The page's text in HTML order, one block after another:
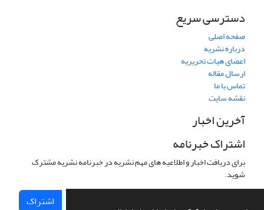
دسترسی سریع
صفحه اصلی
درباره نشریه
اعضای هیات تحریریه
ارسال مقاله
تماس با ما
نقشه سایت
آخرین اخبار
اشتراک خبرنامه
برای دریافت اخبار و اطلاعیه های مهم نشریه در خبرنامه نشریه مشترک
شوید.
اشتراک